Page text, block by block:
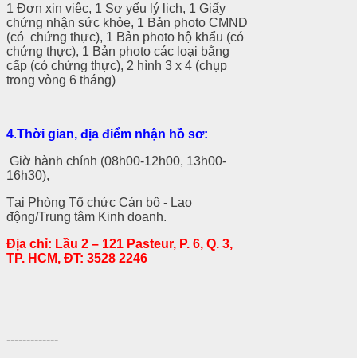
1 Đơn xin việc, 1 Sơ yếu lý lịch, 1 Giấy
chứng nhận sức khỏe, 1 Bản photo CMND
(có chứng thực), 1 Bản photo hộ khẩu (có
chứng thực), 1 Bản photo các loại bằng
cấp (có chứng thực), 2 hình 3 x 4 (chụp
trong vòng 6 tháng)
4.Thời gian, địa điểm nhận hồ sơ:
Giờ hành chính (08h00-12h00, 13h00-
16h30),
Tại Phòng Tổ chức Cán bộ - Lao
động/Trung tâm Kinh doanh.
Địa chỉ: Lầu 2 – 121 Pasteur, P. 6, Q. 3,
TP. HCM, ĐT: 3528 2246
-------------